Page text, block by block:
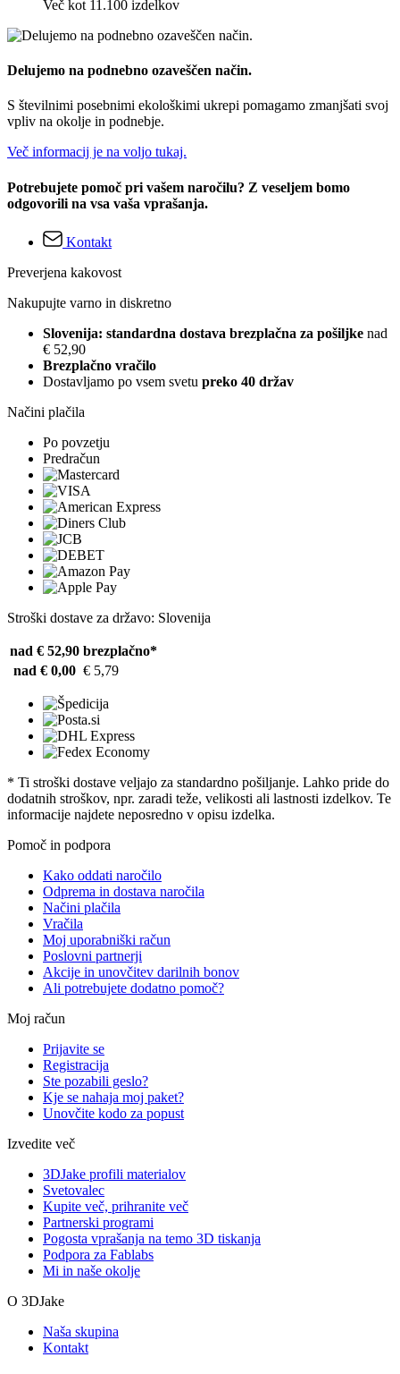
Več kot 11.100 izdelkov
Delujemo na podnebno ozaveščen način.
S številnimi posebnimi ekološkimi ukrepi pomagamo zmanjšati svoj
vpliv na okolje in podnebje.
Več informacij je na voljo tukaj.
Potrebujete pomoč pri vašem naročilu? Z veseljem bomo
odgovorili na vsa vaša vprašanja.
Kontakt
Preverjena kakovost
Nakupujte varno in diskretno
Slovenija: standardna dostava brezplačna za pošiljke nad
€ 52,90
Brezplačno vračilo
Dostavljamo po vsem svetu preko 40 držav
Načini plačila
Po povzetju
Predračun
Stroški dostave za državo: Slovenija
nad € 52,90 brezplačno*
nad € 0,00 € 5,79
* Ti stroški dostave veljajo za standardno pošiljanje. Lahko pride do
dodatnih stroškov, npr. zaradi teže, velikosti ali lastnosti izdelkov. Te
informacije najdete neposredno v opisu izdelka.
Pomoč in podpora
Kako oddati naročilo
Odprema in dostava naročila
Načini plačila
Vračila
Moj uporabniški račun
Poslovni partnerji
Akcije in unovčitev darilnih bonov
Ali potrebujete dodatno pomoč?
Moj račun
Prijavite se
Registracija
Ste pozabili geslo?
Kje se nahaja moj paket?
Unovčite kodo za popust
Izvedite več
3DJake profili materialov
Svetovalec
Kupite več, prihranite več
Partnerski programi
Pogosta vprašanja na temo 3D tiskanja
Podpora za Fablabs
Mi in naše okolje
O 3DJake
Naša skupina
Kontakt